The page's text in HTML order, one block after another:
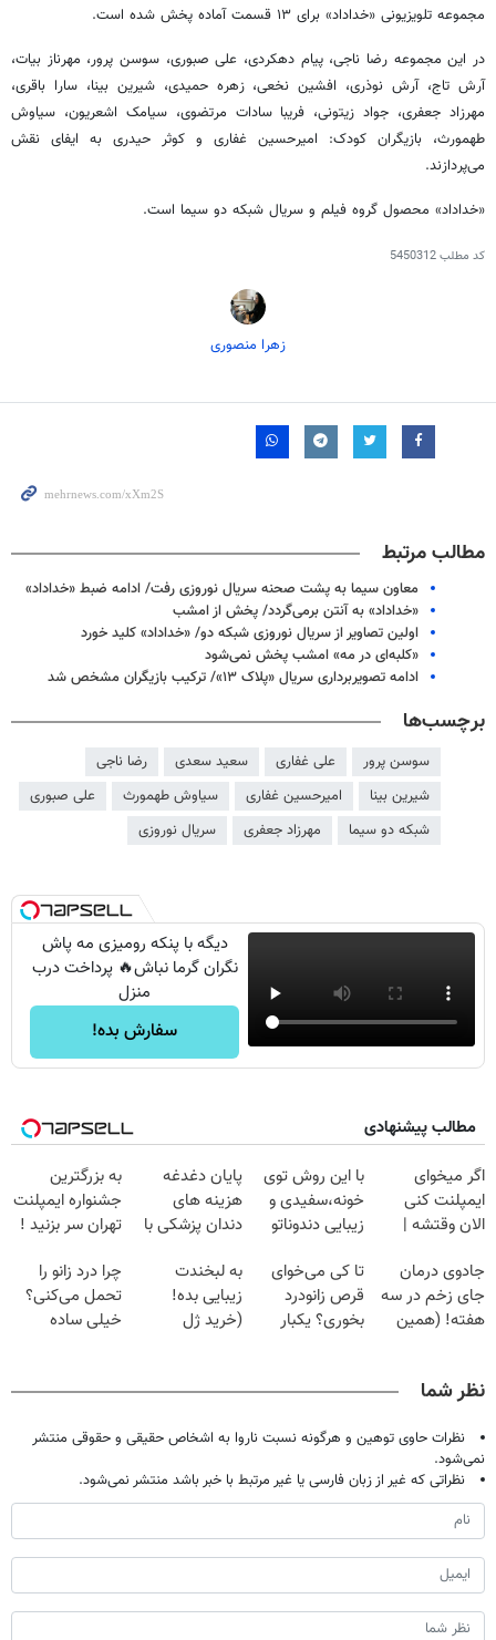
مجموعه تلویزیونی «خداداد» برای ۱۳ قسمت آماده پخش شده است.
در این مجموعه رضا ناجی، پیام دهکردی، علی صبوری، سوسن پرور، مهرناز بیات،
آرش تاج، آرش نوذری، افشین نخعی، زهره حمیدی، شیرین بینا، سارا باقری،
مهرزاد جعفری، جواد زیتونی، فریبا سادات مرتضوی، سیامک اشعریون، سیاوش
طهمورث، بازیگران کودک: امیرحسین غفاری و کوثر حیدری به ایفای نقش
می‌پردازند.
«خداداد» محصول گروه فیلم و سریال شبکه دو سیما است.
کد مطلب5450312
زهرا منصوری
مطالب مرتبط
معاون سیما به پشت صحنه سریال نوروزی رفت/ ادامه ضبط «خداداد»
«خداداد» به آنتن برمی‌گردد/ پخش از امشب
اولین تصاویر از سریال نوروزی شبکه دو/ «خداداد» کلید خورد
«کلبه‌ای در مه» امشب پخش نمی‌شود
ادامه تصویربرداری سریال «پلاک ۱۳»/ ترکیب بازیگران مشخص شد
برچسب‌ها
سوسن پرور علی غفاری سعید سعدی
رضا ناجی
شیرین بینا
امیرحسین غفاری سیاوش طهمورث
علی صبوری
شبکه دو سیما
مهرزاد جعفری سریال نوروزی
دیگه با پنکه رومیزی مه پاش
نگران گرما نباش🔥 پرداخت درب
منزل
سفارش بده!
مطالب پیشنهادی
اگر میخوای
ایمپلنت کنی
الان وقتشه |
میلیون تومان!!!
با این روش توی
خونه،سفیدی و
زیبایی دندوناتو
(40%off)
پایان دغدغه
هزینه های
دندان پزشکی با
خانگی
به بزرگترین
جشنواره ایمپلنت
تهران سر بزنید !
میلیون !
جادوی درمان
جای زخم در سه
هفته! (همین
تا کی می‌خوای
قرص زانودرد
بخوری؟ یکبار
به لبخندت
زیبایی بده!
(خرید ژل
با40%تخفیف)
چرا درد زانو را
تحمل می‌کنی؟
خیلی ساده
نظر شما
نظرات حاوی توهین و هرگونه نسبت ناروا به اشخاص حقیقی و حقوقی منتشر
نمی‌شود.
نظراتی که غیر از زبان فارسی یا غیر مرتبط با خبر باشد منتشر نمی‌شود.